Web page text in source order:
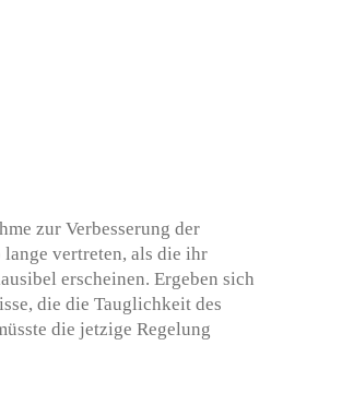
zur Verbesserung der
vertreten, als die ihr
erscheinen. Ergeben sich
die die Tauglichkeit des
die jetzige Regelung